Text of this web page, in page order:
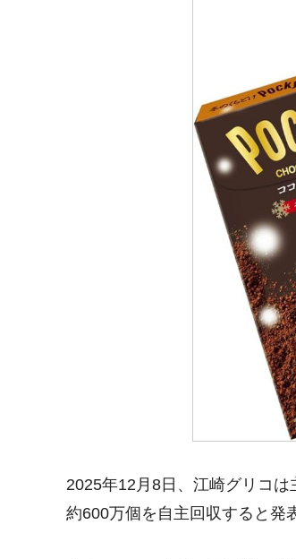
2025年12月8日、江崎グリコ
約600万個を自主回収すると発